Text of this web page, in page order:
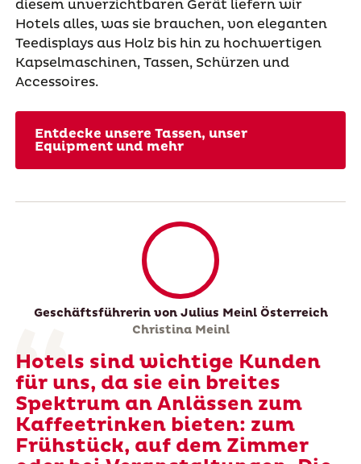
diesem unverzichtbaren Gerät liefern wir
Hotels alles, was sie brauchen, von eleganten
Teedisplays aus Holz bis hin zu hochwertigen
Kapselmaschinen, Tassen, Schürzen und
Accessoires.
Entdecke unsere Tassen, unser
Equipment und mehr
Geschäftsführerin von Julius Meinl Österreich
Christina Meinl
Hotels sind wichtige Kunden
für uns, da sie ein breites
Spektrum an Anlässen zum
Kaffeetrinken bieten: zum
Frühstück, auf dem Zimmer